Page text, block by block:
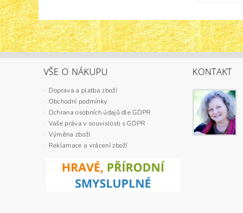
VŠE O NÁKUPU
Doprava a platba zboží
Obchodní podmínky
Ochrana osobních údajů dle GDPR
Vaše práva v souvislosti s GDPR
Výměna zboží
Reklamace a vrácení zboží
KONTAKT